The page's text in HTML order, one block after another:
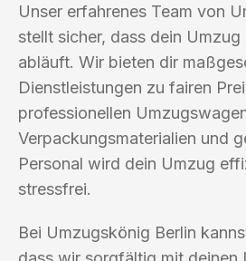
Unser erfahrenes Team von
stellt sicher, dass dein
abläuft. Wir bieten dir
Dienstleistungen zu fairen
professionellen
Verpackungsmaterialien und
Personal wird dein Umzug
stressfrei.
Bei Umzugskönig Berlin